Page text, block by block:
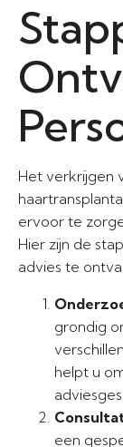
Het verkrijgen
ervoor te
Hier zijn de
advies te
grondig
helpt u
een